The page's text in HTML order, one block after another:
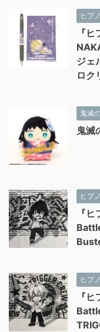
ヒプ
『
ジェ
ロク
鬼滅
鬼滅
ヒプ
『
ヒプ
『